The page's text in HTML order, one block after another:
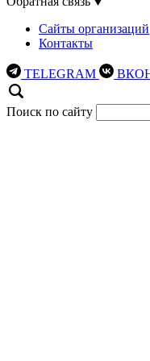
Сайты организаций
Контакты
TELEGRAM
Поиск по сайту